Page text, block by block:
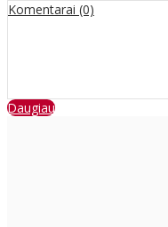
Komentarai (0)
Daugiau